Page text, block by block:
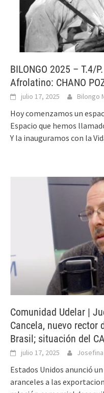
BILONGO 2025 – T.4/
Afrolatino: CHANO
julio 17, 2025 Bilongo
Hoy comenzamos un
Espacio que hemos
Y la inauguramos con la
Comunidad Udelar |
Cancela, nuevo rector
Brasil; situación del
julio 17, 2025
Estados Unidos anunció
aranceles a las